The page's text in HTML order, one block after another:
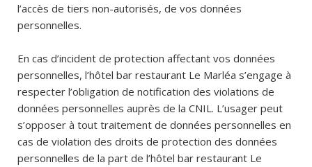
l’accès de tiers non-autorisés, de vos données
personnelles.
En cas d’incident de protection affectant vos données
personnelles, l’hôtel bar restaurant Le Marléa s’engage à
respecter l’obligation de notification des violations de
données personnelles auprès de la CNIL. L’usager peut
s’opposer à tout traitement de données personnelles en
cas de violation des droits de protection des données
personnelles de la part de l’hôtel bar restaurant Le